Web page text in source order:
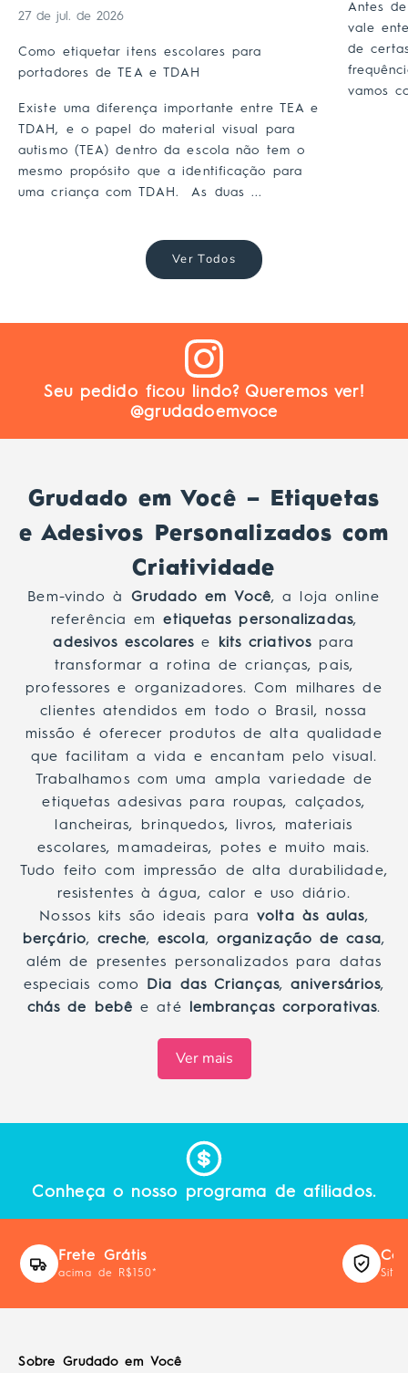
27 de jul. de 2026
Como etiquetar itens escolares para
portadores de TEA e TDAH
Existe uma diferença importante entre TEA e
TDAH, e o papel do material visual para
autismo (TEA) dentro da escola não tem o
mesmo propósito que a identificação para
uma criança com TDAH. As duas ...
Antes
vale
de
vamos
Ver Todos
Seu pedido ficou lindo? Queremos ver!
@grudadoemvoce
Grudado em Você – Etiquetas
e Adesivos Personalizados com
Criatividade
Bem-vindo à Grudado em Você, a loja online
referência emetiquetas personalizadas,
adesivos escolares e kits criativos para
transformar a rotina de crianças, pais,
professores e organizadores. Com milhares de
clientes atendidos em todo o Brasil, nossa
missão é oferecer produtos de alta qualidade
que facilitam a vida e encantam pelo visual.
Trabalhamos com uma ampla variedade de
etiquetas adesivas para roupas, calçados,
lancheiras, brinquedos, livros, materiais
escolares, mamadeiras, potes e muito mais.
Tudo feito com impressão de alta durabilidade,
resistentes à água, calor e uso diário.
Nossos kits são ideais paravolta às aulas,
berçário,creche, escola, organização de casa,
além de presentes personalizados para datas
especiais como Dia das Crianças, aniversários,
chás de bebê e até lembranças corporativas.
Ver mais
Conheça o nosso programa de afiliados.
Frete Grátis
acima de R$150* Site
Sobre Grudado em Você